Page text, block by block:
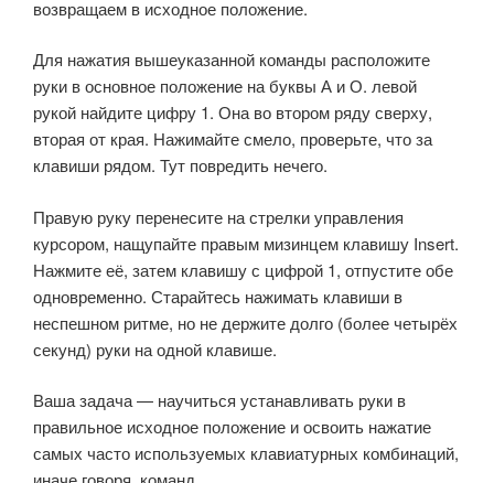
возвращаем в исходное положение.
Для нажатия вышеуказанной команды расположите
руки в основное положение на буквы А и О. левой
рукой найдите цифру 1. Она во втором ряду сверху,
вторая от края. Нажимайте смело, проверьте, что за
клавиши рядом. Тут повредить нечего.
Правую руку перенесите на стрелки управления
курсором, нащупайте правым мизинцем клавишу Insert.
Нажмите её, затем клавишу с цифрой 1, отпустите обе
одновременно. Старайтесь нажимать клавиши в
неспешном ритме, но не держите долго (более четырёх
секунд) руки на одной клавише.
Ваша задача — научиться устанавливать руки в
правильное исходное положение и освоить нажатие
самых часто используемых клавиатурных комбинаций,